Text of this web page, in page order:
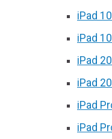
iPad
iPad
iPad
iPad
iPad
iPad